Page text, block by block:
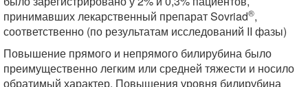
принимавших лекарственный препарат Sovriad®,
соответственно (по результатам исследований II фазы)
Повышение прямого и непрямого билирубина было
преимущественно легким или средней тяжести и носило
обратимый характер. Повышения уровня билирубина